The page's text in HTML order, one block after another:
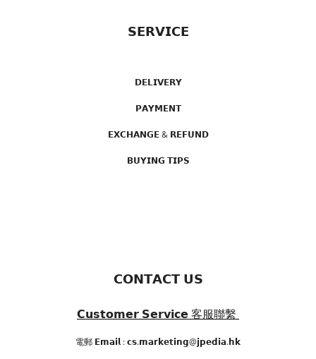
𝗦𝗘𝗥𝗩𝗜𝗖𝗘
𝗗𝗘𝗟𝗜𝗩𝗘𝗥𝗬
𝗣𝗔𝗬𝗠𝗘𝗡𝗧
𝗘𝗫𝗖𝗛𝗔𝗡𝗚𝗘 & 𝗥𝗘𝗙𝗨𝗡𝗗
𝗕𝗨𝗬𝗜𝗡𝗚 𝗧𝗜𝗣𝗦
𝗖𝗢𝗡𝗧𝗔𝗖𝗧 𝗨𝗦
𝗖𝘂𝘀𝘁𝗼𝗺𝗲𝗿 𝗦𝗲𝗿𝘃𝗶𝗰𝗲 客服聯繫
電郵 𝗘𝗺𝗮𝗶𝗹 : 𝗰𝘀.𝗺𝗮𝗿𝗸𝗲𝘁𝗶𝗻𝗴@𝗷𝗽𝗲𝗱𝗶𝗮.𝗵𝗸